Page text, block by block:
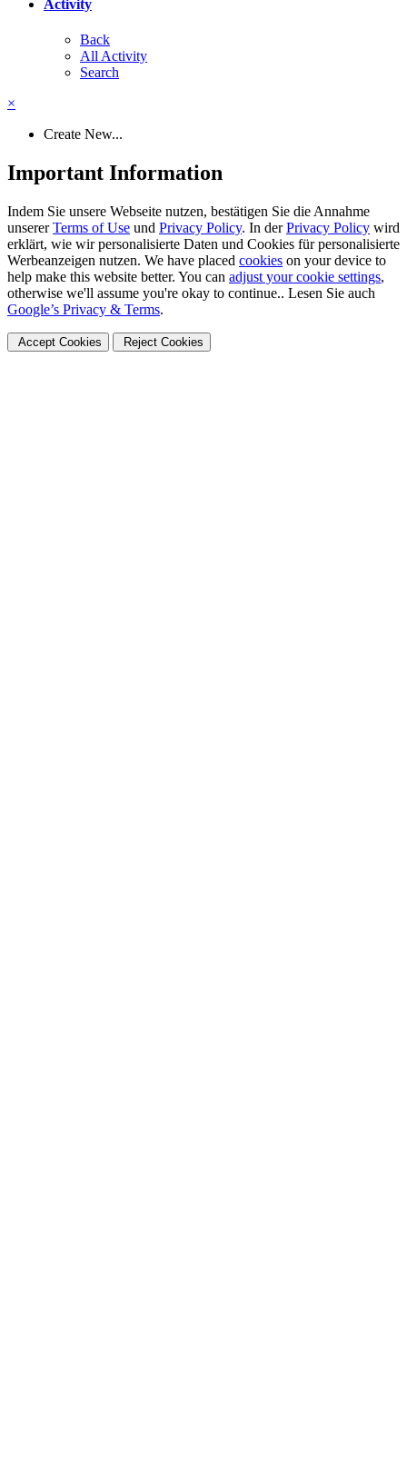
Activity
Back
All Activity
Search
×
Create New...
Important Information
Indem Sie unsere Webseite nutzen, bestätigen Sie die Annahme
unsererTerms of Use und Privacy Policy. In derPrivacy Policy wird
erklärt, wie wir personalisierte Daten und Cookies für personalisierte
Werbeanzeigen nutzen. We have placed cookies on your device to
help make this website better. You can adjust your cookie settings,
otherwise we'll assume you're okay to continue.. Lesen Sie auch
Google’s Privacy & Terms.
Accept Cookies Reject Cookies